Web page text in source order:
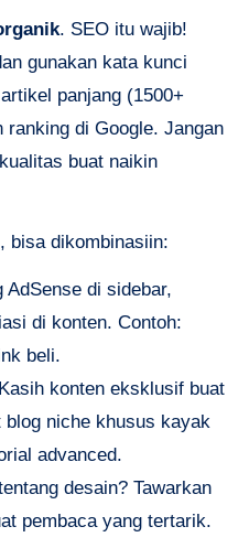
. SEO itu wajib!
gunakan kata kunci
panjang (1500+
ranking di Google. Jangan
buat naikin
, bisa dikombinasiin:
AdSense di sidebar,
di konten. Contoh:
beli.
konten eksklusif buat
niche khusus kayak
advanced.
desain? Tawarkan
pembaca yang tertarik.